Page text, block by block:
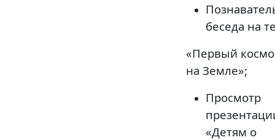
беседа на
«Первый
на Земле»;
Просмотр
«Детям о